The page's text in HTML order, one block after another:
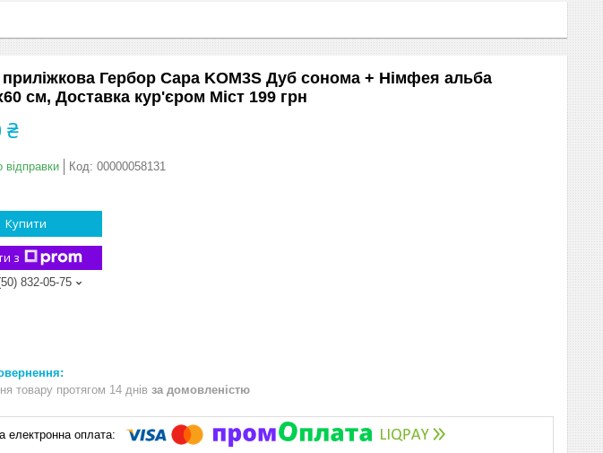
Гербор Сара KOM3S Дуб сонома + Німфея альба
см, Доставка кур'єром Міст 199 грн
₴
відправки Код: 00000058131
Купити
з
832-05-75
товару протягом 14 днів за домовленістю